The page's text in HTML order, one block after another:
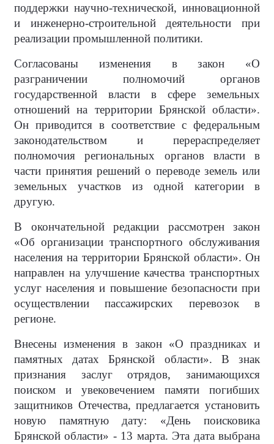
поддержки научно-технической, инновационной
и инженерно-строительной деятельности при
реализации промышленной политики.
Согласованы изменения в закон «О
разграничении полномочий органов
государственной власти в сфере земельных
отношений на территории Брянской области».
Он приводится в соответствие с федеральным
законодательством и перераспределяет
полномочия региональных органов власти в
части принятия решений о переводе земель или
земельных участков из одной категории в
другую.
В окончательной редакции рассмотрен закон
«Об организации транспортного обслуживания
населения на территории Брянской области». Он
направлен на улучшение качества транспортных
услуг населения и повышение безопасности при
осуществлении пассажирских перевозок в
регионе.
Внесены изменения в закон «О праздниках и
памятных датах Брянской области». В знак
признания заслуг отрядов, занимающихся
поиском и увековечением памяти погибших
защитников Отечества, предлагается установить
новую памятную дату: «День поисковика
Брянской области» - 13 марта. Эта дата выбрана